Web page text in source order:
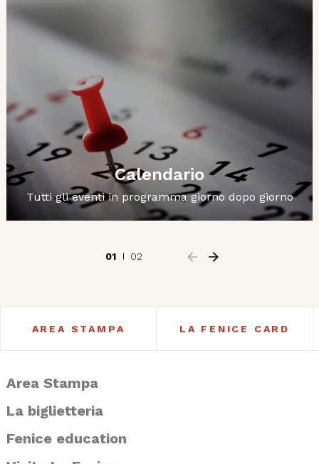
Calendario
Tutti gli eventi in programma giorno dopo giorno
01 02
AREA STAMPA LA FENICE CARD
Area Stampa
La biglietteria
Fenice education